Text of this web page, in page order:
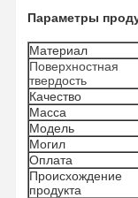
Все Случаи
Части подъезда
Параметры
Материал
Поверхностная
твердость
Качество
Масса
Модель
Могил
Оплата
Происхождение
продукта